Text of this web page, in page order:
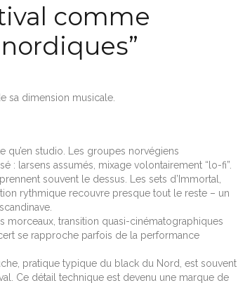
comme
sa dimension musicale.
qu’en studio. Les groupes norvégiens
: larsens assumés, mixage volontairement “lo-fi”.
souvent le dessus. Les sets d’Immortal,
rythmique recouvre presque tout le reste – un
morceaux, transition quasi-cinématographiques
se rapproche parfois de la performance
pratique typique du black du Nord, est souvent
Ce détail technique est devenu une marque de